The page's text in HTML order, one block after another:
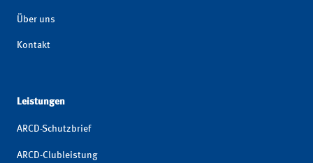
Über uns
Kontakt
Leistungen
ARCD-Schutzbrief
ARCD-Clubleistung